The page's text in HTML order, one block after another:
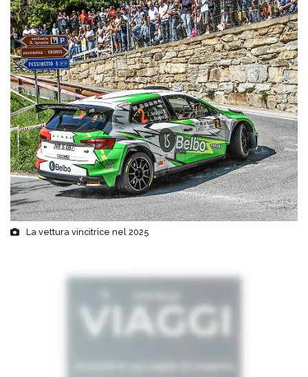
La vettura vincitrice nel 2025